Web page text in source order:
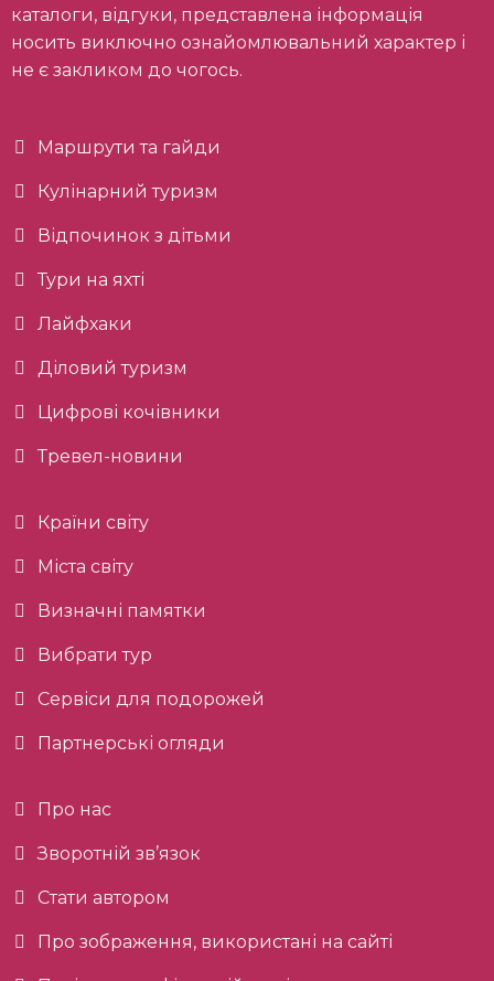
каталоги, відгуки, представлена інформація
носить виключно ознайомлювальний характер і
не є закликом до чогось.
Маршрути та гайди
Кулінарний туризм
Відпочинок з дітьми
Тури на яхті
Лайфхаки
Діловий туризм
Цифрові кочівники
Тревел-новини
Країни світу
Міста світу
Визначні памятки
Вибрати тур
Сервіси для подорожей
Партнерські огляди
Про нас
Зворотній зв’язок
Стати автором
Про зображення, використані на сайті